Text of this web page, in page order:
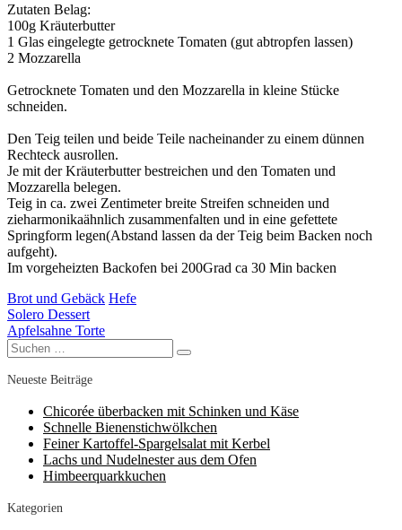
Zutaten Belag:
100g Kräuterbutter
1 Glas eingelegte getrocknete Tomaten (gut abtropfen lassen)
2 Mozzarella
Getrocknete Tomaten und den Mozzarella in kleine Stücke
schneiden.
Den Teig teilen und beide Teile nacheinander zu einem dünnen
Rechteck ausrollen.
Je mit der Kräuterbutter bestreichen und den Tomaten und
Mozzarella belegen.
Teig in ca. zwei Zentimeter breite Streifen schneiden und
zieharmonikaähnlich zusammenfalten und in eine gefettete
Springform legen(Abstand lassen da der Teig beim Backen noch
aufgeht).
Im vorgeheizten Backofen bei 200Grad ca 30 Min backen
Brot und Gebäck Hefe
Beitragsnavigation
Solero Dessert
Apfelsahne Torte
Suchen
nach:
Suchen
Neueste Beiträge
Chicorée überbacken mit Schinken und Käse
Schnelle Bienenstichwölkchen
Feiner Kartoffel-Spargelsalat mit Kerbel
Lachs und Nudelnester aus dem Ofen
Himbeerquarkkuchen
Kategorien